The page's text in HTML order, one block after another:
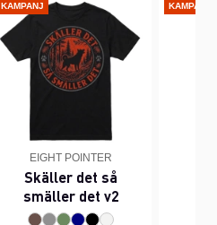
KAMPANJ
EIGHT POINTER
Skäller det så
smäller det v2
KAMPANJ